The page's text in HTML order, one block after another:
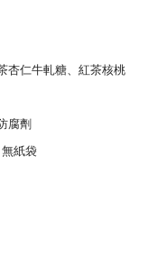
杏仁牛軋糖、紅茶核桃
腐劑
紙袋